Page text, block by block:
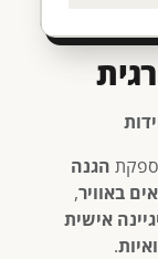
הגנה
באוויר,
אישית
.